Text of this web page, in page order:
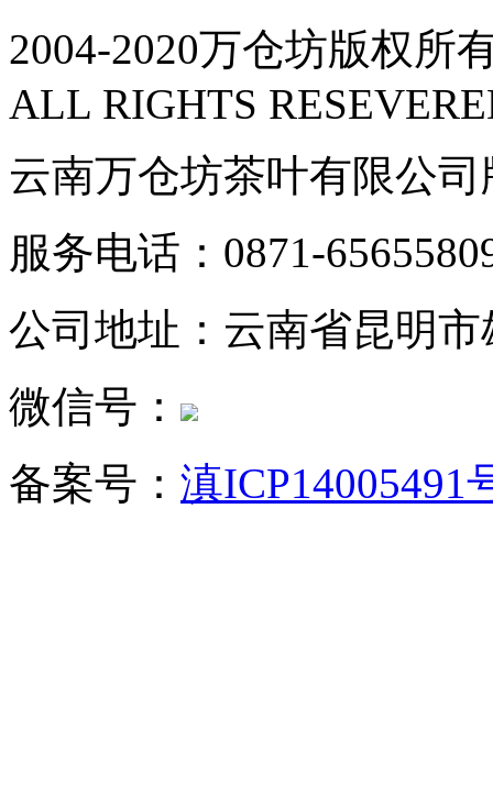
2004-2020万仓坊版权所
ALL RIGHTS
云南万仓坊茶叶有限公
服务电话：0871-
公司地址：云南省昆明
微信号：
备案号： 滇ICP14005491